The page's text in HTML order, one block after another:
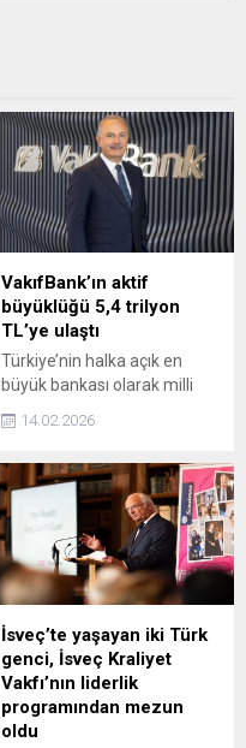
VakıfBank’ın aktif
büyüklüğü 5,4 trilyon
TL’ye ulaştı
Türkiye’nin halka açık en
büyük bankası olarak milli
desteğini sürdüren
dördüncü çeyrek finansal
sonuçlarını açıkladı.
14.02.2026
İsveç’te yaşayan iki Türk
genci, İsveç Kraliyet
Vakfı’nın liderlik
programından mezun
oldu